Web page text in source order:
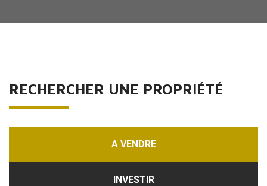
RECHERCHER UNE PROPRIÉTÉ
A VENDRE
INVESTIR